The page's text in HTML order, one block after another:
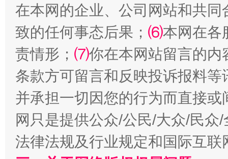
阿坝州三大球赛在茂县开幕 规模
在本网的企业、公司网站和共
致的任何事态后果； ⑹本网在各
责情形； ⑺你在本网站留言的内
条款方可留言和反映投诉报料
并承担一切因您的行为而直接
网只是提供公众/公民/大众/民
法律法规及行业规定和国际互